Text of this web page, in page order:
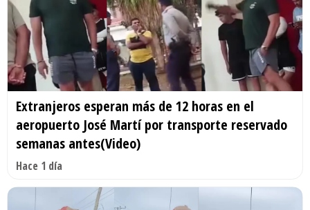
Extranjeros esperan más de 12 horas en el
aeropuerto José Martí por transporte reservado
semanas antes(Video)
Hace 1 día